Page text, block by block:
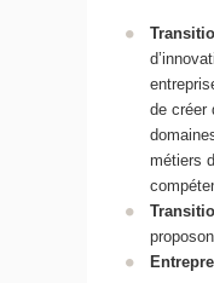
de créer
métiers